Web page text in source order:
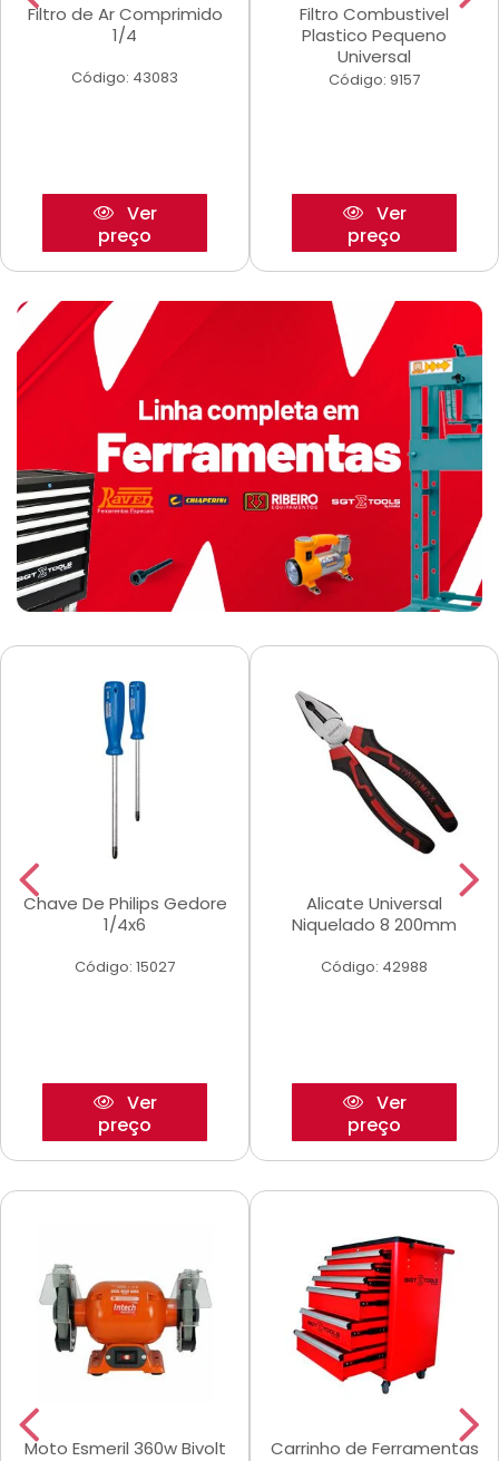
Filtro de Ar Comprimido
1/4
Código: 43083
Ver
preço
Filtro Combustivel
Plastico Pequeno
Universal
Código: 9157
Ver
preço
Chave De Philips Gedore
1/4x6
Código: 15027
Ver
preço
Alicate Universal
Niquelado 8 200mm
Código: 42988
Ver
preço
Moto Esmeril 360w Bivolt
Carrinho de Ferramentas